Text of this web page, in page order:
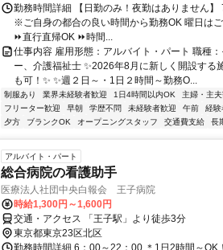
勤務時間詳細 【日勤のみ！夜勤はありません
※ご自身の都合の良い時間から勤務OK 曜日は
⏩直行直帰OK ⏩時間...
仕事内容 雇用形態：アルバイト・パート 職種
ー、介護福祉士 ✨2026年8月に新しく開設する
も可！✨ ✨週２日～・1日２時間～勤務O...
制服あり 業界未経験者歓迎 1日4時間以内OK 主婦・主
フリーター歓迎
早朝 学歴不問 未経験者歓迎 午前 経験
夕方
ブランクOK オープニングスタッフ 交通費支給 長
アルバイト・パート
総合病院の看護助手
医療法人社団中央白報会 王子病院
時給1,300円～1,600円
交通・アクセス 「王子駅」より徒歩3分
東京都東京23区北区
勤務時間詳細 6：00～22：00 ＊1日2時間～